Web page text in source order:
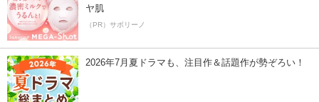
ヤ肌
（PR）サボリーノ
2026年7月夏ドラマも、注目作＆話題作が勢ぞろい！